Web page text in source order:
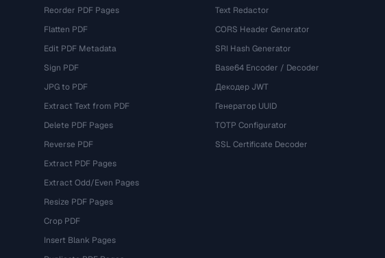
Reorder PDF Pages
Flatten PDF
Edit PDF Metadata
Sign PDF
JPG to PDF
Extract Text from PDF
Delete PDF Pages
Reverse PDF
Extract PDF Pages
Extract Odd/Even Pages
Resize PDF Pages
Crop PDF
Insert Blank Pages
Text Redactor
CORS Header Generator
SRI Hash Generator
Base64 Encoder / Decoder
Декодер JWT
Генератор UUID
TOTP Configurator
SSL Certificate Decoder